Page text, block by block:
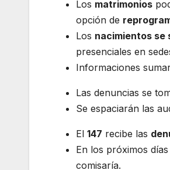
Los matrimonios
opción de
Los nacimientos se
presenciales en
Informaciones
Las denuncias se
Se espaciarán las
El 147 recibe las
En los próximos
comisaría.